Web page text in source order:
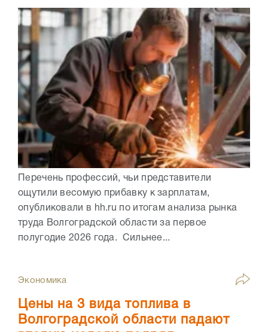
Перечень профессий, чьи представители
ощутили весомую прибавку к зарплатам,
опубликовали в hh.ru по итогам анализа рынка
труда Волгоградской области за первое
полугодие 2026 года. Сильнее...
Экономика
Цены на 3 вида топлива в
Волгоградской области падают